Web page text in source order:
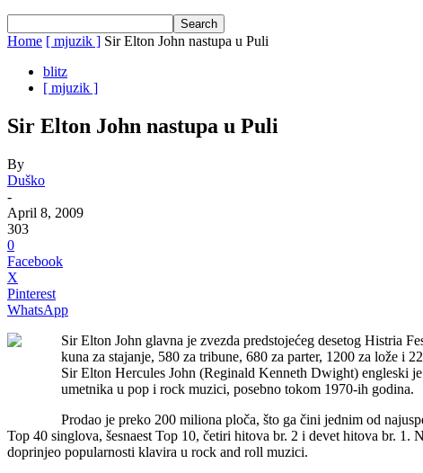
Home [ mjuzik ] Sir Elton John nastupa u Puli
blitz
[ mjuzik ]
Sir Elton John nastupa u Puli
By
Duško
-
April 8, 2009
303
0
Facebook
X
Pinterest
WhatsApp
Sir Elton John glavna je zvezda predstojećeg desetog Histria
kuna za stajanje, 580 za tribune, 680 za parter, 1200 za lože i
Sir Elton Hercules John (Reginald Kenneth Dwight) engleski
umetnika u pop i rock muzici, posebno tokom 1970-ih godina.
Prodao je preko 200 miliona ploča, što ga čini jednim od
Top 40 singlova, šesnaest Top 10, četiri hitova br. 2 i devet hitova br.
doprinjeo popularnosti klavira u rock and roll muzici.